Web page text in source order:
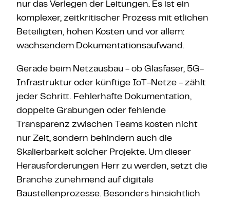
nur das Verlegen der Leitungen. Es ist ein
komplexer, zeitkritischer Prozess mit etlichen
Beteiligten, hohen Kosten und vor allem:
wachsendem Dokumentationsaufwand.
Gerade beim Netzausbau - ob Glasfaser, 5G-
Infrastruktur oder künftige IoT-Netze - zählt
jeder Schritt. Fehlerhafte Dokumentation,
doppelte Grabungen oder fehlende
Transparenz zwischen Teams kosten nicht
nur Zeit, sondern behindern auch die
Skalierbarkeit solcher Projekte. Um dieser
Herausforderungen Herr zu werden, setzt die
Branche zunehmend auf digitale
Baustellenprozesse. Besonders hinsichtlich